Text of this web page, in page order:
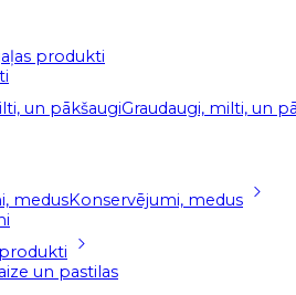
produkti
Graudaugi, milti, un
Konservējumi, medus
un pastilas